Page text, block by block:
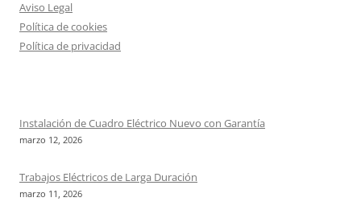
Aviso Legal
Política de cookies
Política de privacidad
Instalación de Cuadro Eléctrico Nuevo con Garantía
marzo 12, 2026
Trabajos Eléctricos de Larga Duración
marzo 11, 2026